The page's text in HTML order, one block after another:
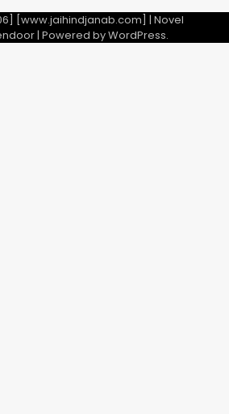
[www.jaihindjanab.com] | Novel
| Powered byWordPress.